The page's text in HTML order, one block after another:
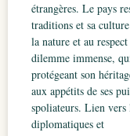
étrangères. Le pays
traditions et sa
la nature et au
dilemme immense,
protégeant son
aux appétits de ses
spoliateurs. Lien
diplomatiques et